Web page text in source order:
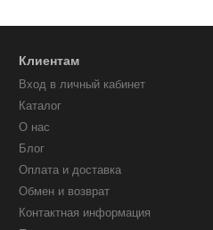
Клиентам
Вход в личный кабинет
Каталог
О нас
Блог
Оплата и доставка
Обмен и возврат
Контактная информация